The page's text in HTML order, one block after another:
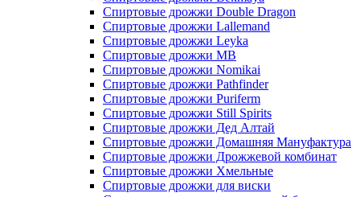
Спиртовые дрожжи Double Dragon
Спиртовые дрожжи Lallemand
Спиртовые дрожжи Leyka
Спиртовые дрожжи MB
Спиртовые дрожжи Nomikai
Спиртовые дрожжи Pathfinder
Спиртовые дрожжи Puriferm
Спиртовые дрожжи Still Spirits
Спиртовые дрожжи Дед Алтай
Спиртовые дрожжи Домашняя Мануфактура
Спиртовые дрожжи Дрожжевой комбинат
Спиртовые дрожжи Хмельные
Спиртовые дрожжи для виски